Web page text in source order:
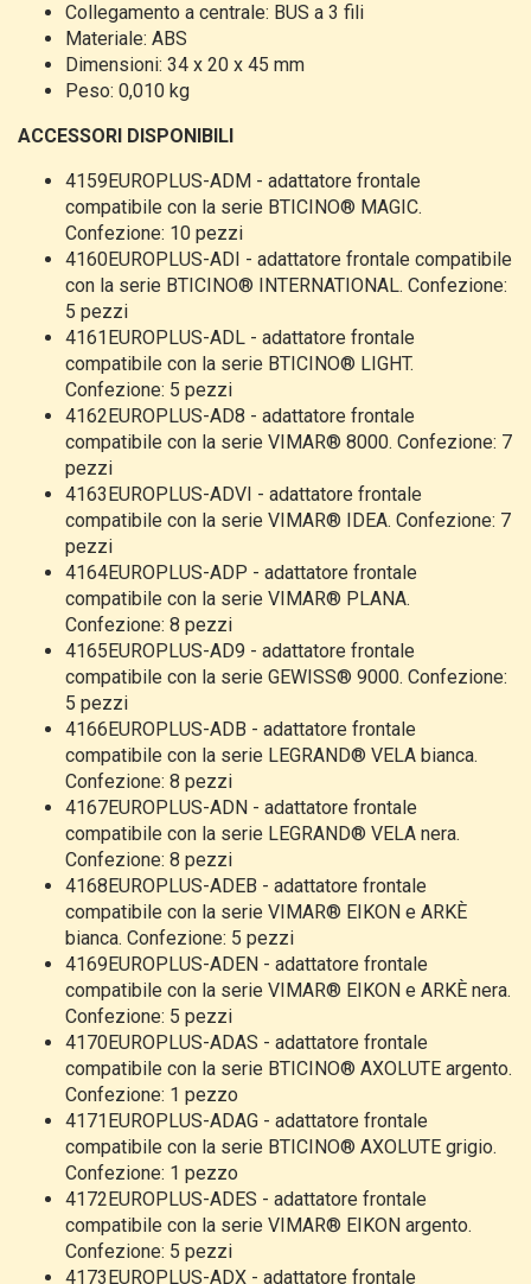
Collegamento a centrale: BUS a 3 fili
Materiale: ABS
Dimensioni: 34 x 20 x 45 mm
Peso: 0,010 kg
ACCESSORI DISPONIBILI
4159EUROPLUS-ADM - adattatore frontale
compatibile con la serie BTICINO® MAGIC.
Confezione: 10 pezzi
4160EUROPLUS-ADI - adattatore frontale compatibile
con la serie BTICINO® INTERNATIONAL. Confezione:
5 pezzi
4161EUROPLUS-ADL - adattatore frontale
compatibile con la serie BTICINO® LIGHT.
Confezione: 5 pezzi
4162EUROPLUS-AD8 - adattatore frontale
compatibile con la serie VIMAR® 8000. Confezione: 7
pezzi
4163EUROPLUS-ADVI - adattatore frontale
compatibile con la serie VIMAR® IDEA. Confezione: 7
pezzi
4164EUROPLUS-ADP - adattatore frontale
compatibile con la serie VIMAR® PLANA.
Confezione: 8 pezzi
4165EUROPLUS-AD9 - adattatore frontale
compatibile con la serie GEWISS® 9000. Confezione:
5 pezzi
4166EUROPLUS-ADB - adattatore frontale
compatibile con la serie LEGRAND® VELA bianca.
Confezione: 8 pezzi
4167EUROPLUS-ADN - adattatore frontale
compatibile con la serie LEGRAND® VELA nera.
Confezione: 8 pezzi
4168EUROPLUS-ADEB - adattatore frontale
compatibile con la serie VIMAR® EIKON e ARKÈ
bianca. Confezione: 5 pezzi
4169EUROPLUS-ADEN - adattatore frontale
compatibile con la serie VIMAR® EIKON e ARKÈ nera.
Confezione: 5 pezzi
4170EUROPLUS-ADAS - adattatore frontale
compatibile con la serie BTICINO® AXOLUTE argento.
Confezione: 1 pezzo
4171EUROPLUS-ADAG - adattatore frontale
compatibile con la serie BTICINO® AXOLUTE grigio.
Confezione: 1 pezzo
4172EUROPLUS-ADES - adattatore frontale
compatibile con la serie VIMAR® EIKON argento.
Confezione: 5 pezzi
4173EUROPLUS-ADX - adattatore frontale